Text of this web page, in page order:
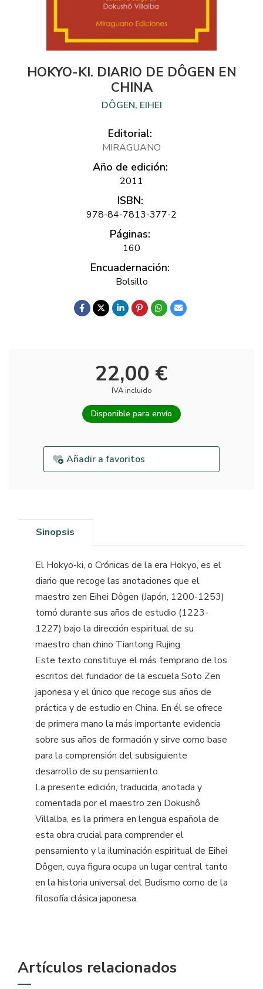
HOKYO-KI. DIARIO DE DÔGEN EN
CHINA
DÔGEN, EIHEI
Editorial:
MIRAGUANO
Año de edición:
2011
ISBN:
978-84-7813-377-2
Páginas:
160
Encuadernación:
Bolsillo
22,00 €
IVA incluido
Disponible para envío
Añadir a favoritos
Sinopsis
El Hokyo-ki, o Crónicas de la era Hokyo, es el
diario que recoge las anotaciones que el
maestro zen Eihei Dôgen (Japón, 1200-1253)
tomó durante sus años de estudio (1223-
1227) bajo la dirección espiritual de su
maestro chan chino Tiantong Rujing.
Este texto constituye el más temprano de los
escritos del fundador de la escuela Soto Zen
japonesa y el único que recoge sus años de
práctica y de estudio en China. En él se ofrece
de primera mano la más importante evidencia
sobre sus años de formación y sirve como base
para la comprensión del subsiguiente
desarrollo de su pensamiento.
La presente edición, traducida, anotada y
comentada por el maestro zen Dokushô
Villalba, es la primera en lengua española de
esta obra crucial para comprender el
pensamiento y la iluminación espiritual de Eihei
Dôgen, cuya figura ocupa un lugar central tanto
en la historia universal del Budismo como de la
filosofía clásica japonesa.
Artículos relacionados